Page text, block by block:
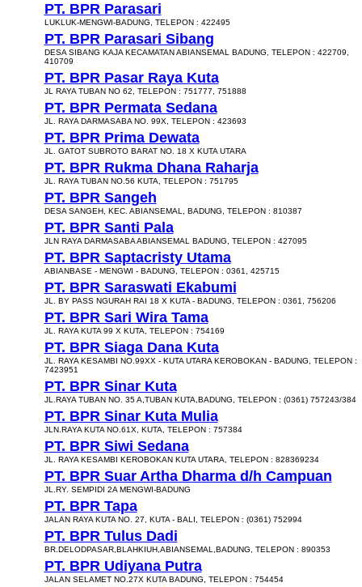
PT. BPR Parasari
LUKLUK-MENGWI-BADUNG, TELEPON : 422495
PT. BPR Parasari Sibang
DESA SIBANG KAJA KECAMATAN ABIANSEMAL BADUNG, TELEPON : 422709,
410709
PT. BPR Pasar Raya Kuta
JL RAYA TUBAN NO 62, TELEPON : 751777, 751888
PT. BPR Permata Sedana
JL. RAYA DARMASABA NO. 99X, TELEPON : 423693
PT. BPR Prima Dewata
JL. GATOT SUBROTO BARAT NO. 18 X KUTA UTARA
PT. BPR Rukma Dhana Raharja
JL. RAYA TUBAN NO.56 KUTA, TELEPON : 751795
PT. BPR Sangeh
DESA SANGEH, KEC. ABIANSEMAL, BADUNG, TELEPON : 810387
PT. BPR Santi Pala
JLN RAYA DARMASABA ABIANSEMAL BADUNG, TELEPON : 427095
PT. BPR Saptacristy Utama
ABIANBASE - MENGWI - BADUNG, TELEPON : 0361, 425715
PT. BPR Saraswati Ekabumi
JL. BY PASS NGURAH RAI 18 X KUTA - BADUNG, TELEPON : 0361, 756206
PT. BPR Sari Wira Tama
JL. RAYA KUTA 99 X KUTA, TELEPON : 754169
PT. BPR Siaga Dana Kuta
JL. RAYA KESAMBI NO.99XX - KUTA UTARA KEROBOKAN - BADUNG, TELEPON :
7423951
PT. BPR Sinar Kuta
JL.RAYA TUBAN NO. 35 A,TUBAN KUTA,BADUNG, TELEPON : (0361) 757243/384
PT. BPR Sinar Kuta Mulia
JLN.RAYA KUTA NO.61X, KUTA, TELEPON : 757384
PT. BPR Siwi Sedana
JL. RAYA KESAMBI KEROBOKAN KUTA UTARA, TELEPON : 828369234
PT. BPR Suar Artha Dharma d/h Campuan
JL.RY. SEMPIDI 2A MENGWI-BADUNG
PT. BPR Tapa
JALAN RAYA KUTA NO. 27, KUTA - BALI, TELEPON : (0361) 752994
PT. BPR Tulus Dadi
BR.DELODPASAR,BLAHKIUH,ABIANSEMAL,BADUNG, TELEPON : 890353
PT. BPR Udiyana Putra
JALAN SELAMET NO.27X KUTA BADUNG, TELEPON : 754454